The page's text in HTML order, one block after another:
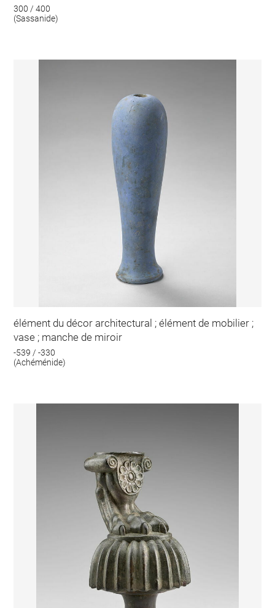
300 / 400
(Sassanide)
élément du décor architectural ; élément de mobilier ;
vase ; manche de miroir
-539 / -330
(Achéménide)